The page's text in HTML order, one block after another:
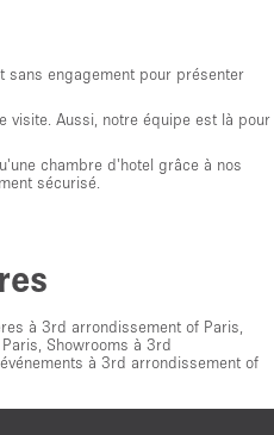
sans engagement pour présenter
visite. Aussi, notre équipe est là pour
chambre d'hotel grâce à nos
sécurisé.
à 3rd arrondissement of Paris
Showrooms à 3rd
à 3rd arrondissement of